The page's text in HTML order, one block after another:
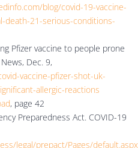
blog/covid-19-vaccine-
death-21-serious-conditions-
Pfizer vaccine to people prone
Dec. 9,
vaccine-pfizer-shot-uk-
allergic-reactions
, page 42
Preparedness Act. COVID-19
legal/prepact/Pages/default.aspx